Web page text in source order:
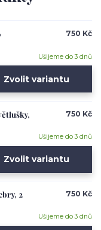
750 Kč
Ušijeme do 3 dnů
Zvolit variantu
750 Kč
Ušijeme do 3 dnů
Zvolit variantu
2
750 Kč
Ušijeme do 3 dnů